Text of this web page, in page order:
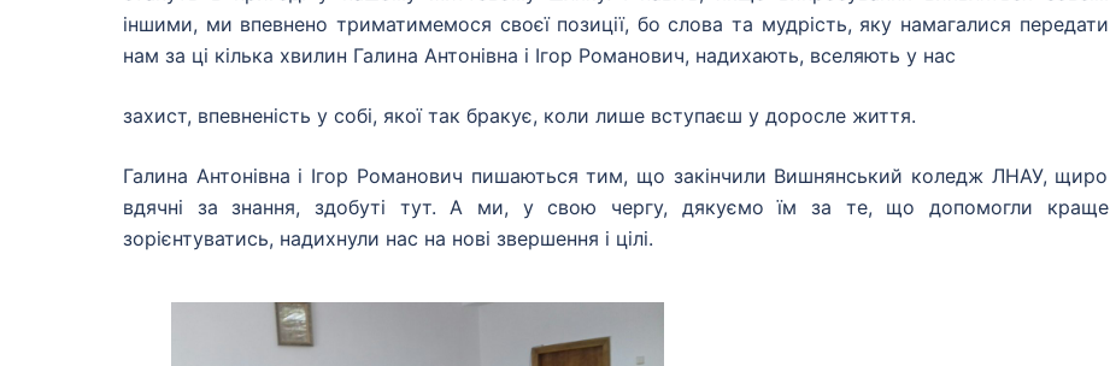
іншими, ми впевнено триматимемося своєї позиції, бо слова та мудрість, яку намагалися передати
нам за ці кілька хвилин Галина Антонівна і Ігор Романович, надихають, вселяють у нас
захист, впевненість у собі, якої так бракує, коли лише вступаєш у доросле життя.
Галина Антонівна і Ігор Романович пишаються тим, що закінчили Вишнянський коледж ЛНАУ, щиро
вдячні за знання, здобуті тут. А ми, у свою чергу, дякуємо їм за те, що допомогли краще
зорієнтуватись, надихнули нас на нові звершення і цілі.